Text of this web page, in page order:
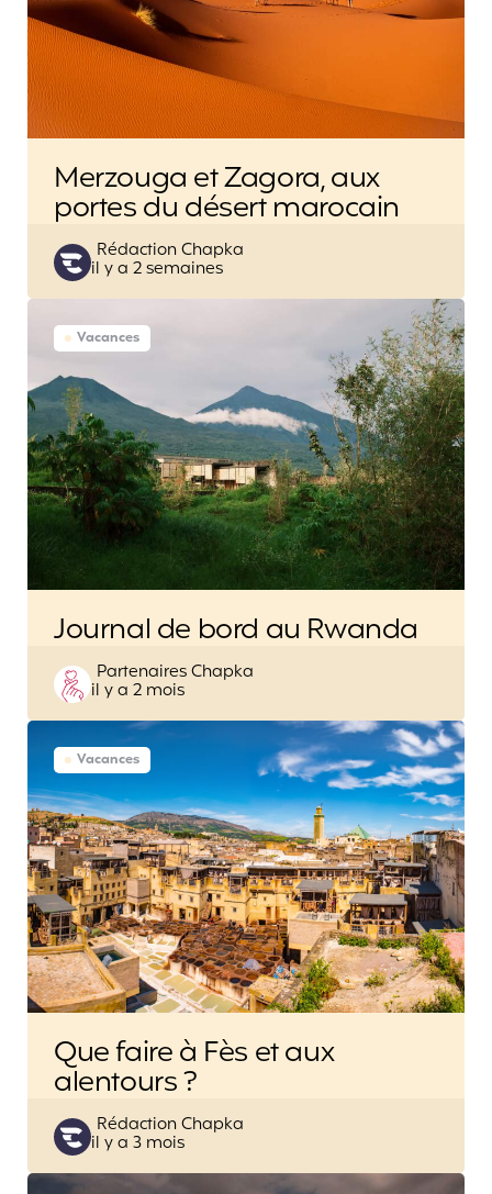
Merzouga et Zagora, aux
portes du désert marocain
Posted
by
Rédaction Chapka
il y a 2 semaines
Vacances
Journal de bord au Rwanda
Posted
by
Partenaires Chapka
il y a 2 mois
Vacances
Que faire à Fès et aux
alentours ?
Posted
by
Rédaction Chapka
il y a 3 mois